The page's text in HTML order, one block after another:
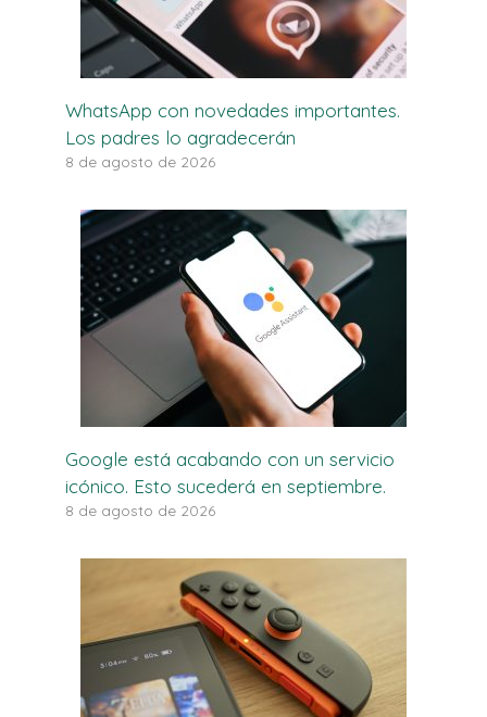
WhatsApp con novedades importantes.
Los padres lo agradecerán
8 de agosto de 2026
Google está acabando con un servicio
icónico. Esto sucederá en septiembre.
8 de agosto de 2026